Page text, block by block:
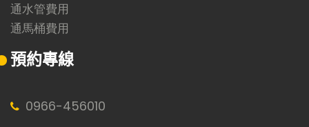
通水管費用
通馬桶費用
預約專線
0966-456010